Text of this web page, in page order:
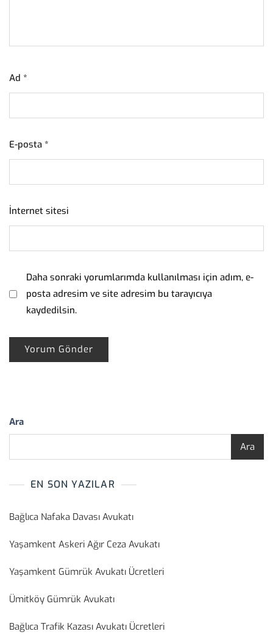
Ad *
E-posta *
İnternet sitesi
Daha sonraki yorumlarımda kullanılması için adım, e-
posta adresim ve site adresim bu tarayıcıya
kaydedilsin.
Ara
Ara
EN SON YAZILAR
Bağlıca Nafaka Davası Avukatı
Yaşamkent Askeri Ağır Ceza Avukatı
Yaşamkent Gümrük Avukatı Ücretleri
Ümitköy Gümrük Avukatı
Bağlıca Trafik Kazası Avukatı Ücretleri